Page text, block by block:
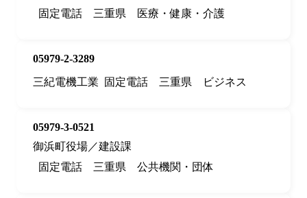
固定電話
三重県 医療・健康・介護
05979-2-3289
三紀電機工業
固定電話 三重県 ビジネス
05979-3-0521
御浜町役場／建設課
固定電話
三重県 公共機関・団体